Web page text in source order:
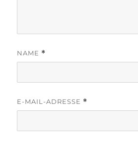
NAME *
E-MAIL-ADRESSE *